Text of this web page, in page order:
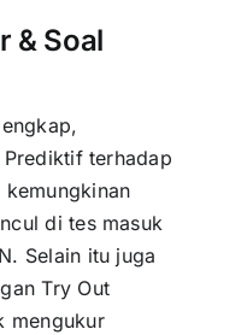
& Soal
terhadap
di tes masuk
Selain itu juga
Try Out
mengukur